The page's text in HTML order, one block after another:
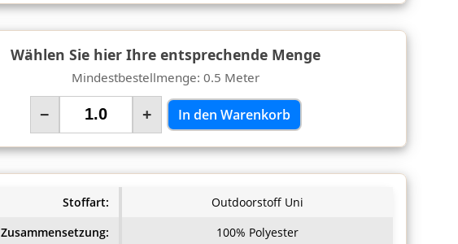
Wählen Sie hier Ihre entsprechende Menge
Mindestbestellmenge: 0.5 Meter
− + In den Warenkorb
Stoffart:
Outdoorstoff Uni
Zusammensetzung:
100% Polyester